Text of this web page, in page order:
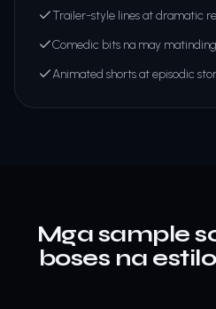
Trailer-style lines at dramatic
Comedic bits na may
Animated shorts at episodic
Mga sample
boses na